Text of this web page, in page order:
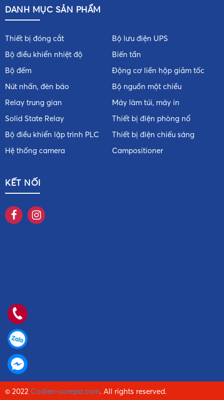
DANH MỤC SẢN PHẨM
Thiết bị đóng cắt
Bộ điều khiển nhiệt độ
Bộ đếm
Nút nhấn, đèn báo
Relay trung gian
Solid State Relay
Bộ điều khiển lập trình PLC
Hệ thống camera
Bộ lưu điện UPS
Biến tần
Động cơ liền hộp giảm tốc
Bộ nguồn một chiều
Máy làm túi, máy in
Thiết bị điện phòng nổ
Thiết bị điện chiếu sáng
Campositioner
KẾT NỐI
© 2022 Codien-corepa.com. All rights reserved.